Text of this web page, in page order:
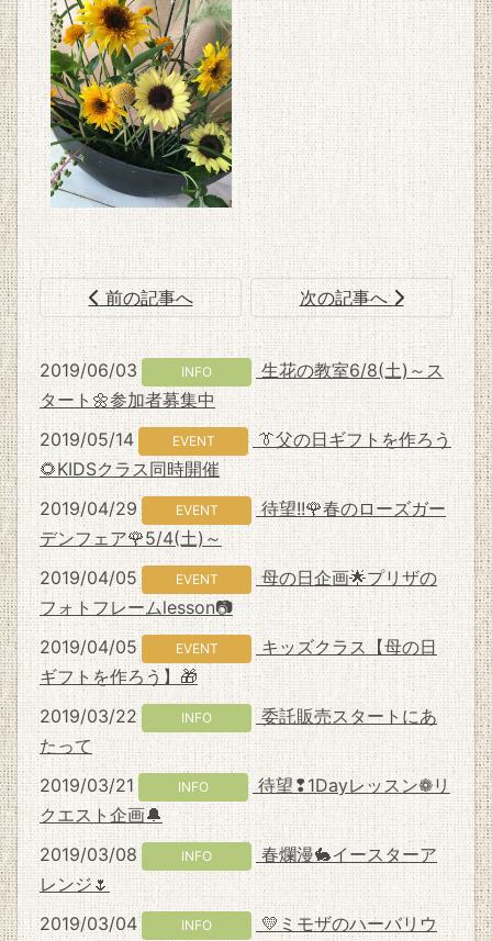
前の記事へ 次の記事へ
2019/06/03 INFO
生花の教室6/8(土)～ス
タート🌼参加者募集中
2019/05/14
EVENT
👔父の日ギフトを作ろう
🌻KIDSクラス同時開催
2019/04/29
EVENT
待望!!🌹春のローズガー
デンフェア🌹5/4(土)～
2019/04/05
EVENT
母の日企画🌟プリザの
フォトフレームlesson📷
2019/04/05
EVENT
キッズクラス【母の日
ギフトを作ろう】🎁
2019/03/22
INFO
委託販売スタートにあ
たって
2019/03/21
INFO
待望❢1Dayレッスン❁リ
クエスト企画🔔
2019/03/08
INFO
春爛漫🐇イースターア
レンジ🌷
2019/03/04
INFO
💛ミモザのハーバリウ